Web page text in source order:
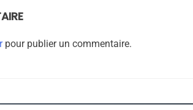
pour publier un commentaire.
– Vanessa De Loya